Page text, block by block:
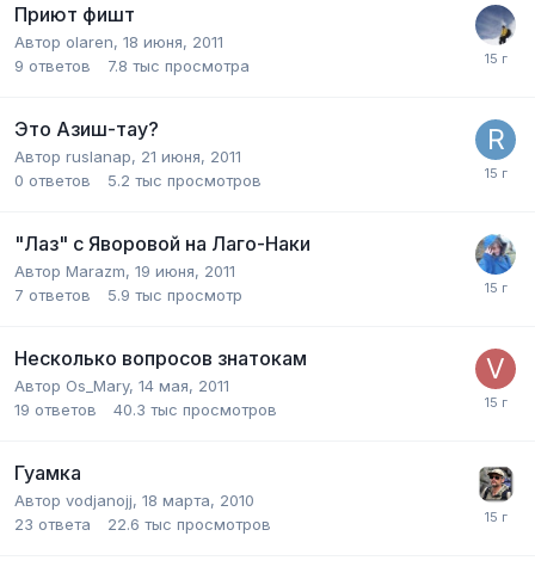
Приют фишт
Автор olaren, 18 июня, 2011
9 ответов 7.8 тыс просмотра
Это Азиш-тау?
Автор ruslanap, 21 июня, 2011
0 ответов 5.2 тыс просмотров
"Лаз" с Яворовой на Лаго-Наки
Автор Marazm, 19 июня, 2011
7 ответов 5.9 тыс просмотр
Несколько вопросов знатокам
Автор Os_Mary, 14 мая, 2011
19 ответов 40.3 тыс просмотров
Гуамка
Автор vodjanojj, 18 марта, 2010
23 ответа 22.6 тыс просмотров